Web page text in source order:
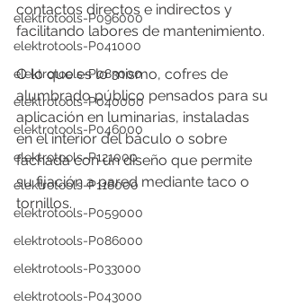
elektrotools-P096000
elektrotools-P041000
elektrotools-P083000
elektrotools-P040000
elektrotools-P046000
elektrotools-P121000
elektrotools-P118000
elektrotools-P059000
elektrotools-P086000
elektrotools-P033000
elektrotools-P043000
contactos directos e indirectos y
facilitando labores de mantenimiento.
O lo que es lo mismo, cofres de
alumbrado público pensados para su
aplicación en luminarias, instaladas
en el interior del báculo o sobre
fachada con un diseño que permite
su fijación a pared mediante taco o
tornillos.